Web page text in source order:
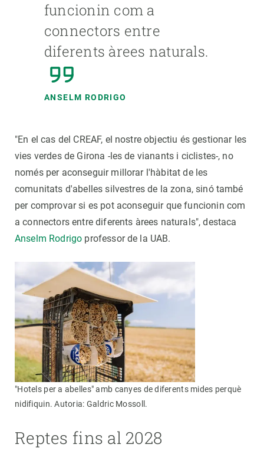
funcionin com a
connectors entre
diferents àrees naturals.
ANSELM RODRIGO
"En el cas del CREAF, el nostre objectiu és gestionar les
vies verdes de Girona -les de vianants i ciclistes-, no
només per aconseguir millorar l'hàbitat de les
comunitats d'abelles silvestres de la zona, sinó també
per comprovar si es pot aconseguir que funcionin com
a connectors entre diferents àrees naturals", destaca
Anselm Rodrigo professor de la UAB.
"Hotels per a abelles" amb canyes de diferents mides perquè
nidifiquin. Autoria: Galdric Mossoll.
Reptes fins al 2028